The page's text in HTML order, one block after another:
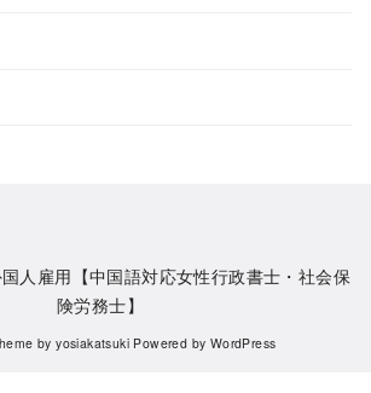
人雇用【中国語対応女性行政書士・社会保
険労務士】
byyosiakatsuki Powered by WordPress